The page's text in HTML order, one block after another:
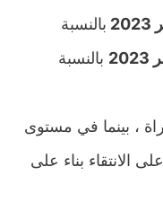
بالنسبة
بالنسبة
، بينما في مستوى
الانتقاء بناء على